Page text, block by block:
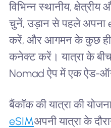
विभिन्न स्थानीय,
चुनें, उड़ान से पहले अपना
करें, और आगमन के कुछ ही
कनेक्ट करें। यात्रा के
Nomad ऐप में एक ऐड-
बैंकॉक की यात्रा की
eSIMअपनी यात्रा के